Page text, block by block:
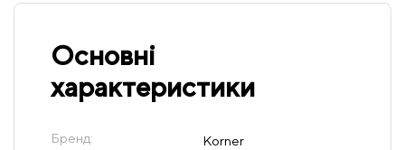
Основні
характеристики
Бренд: Korner